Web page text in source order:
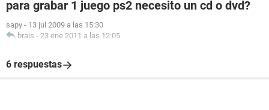
para grabar 1 juego ps2 necesito un cd o dvd?
sapy - 13 jul 2009 a las 15:30
brais - 23 ene 2011 a las 12:05
6 respuestas